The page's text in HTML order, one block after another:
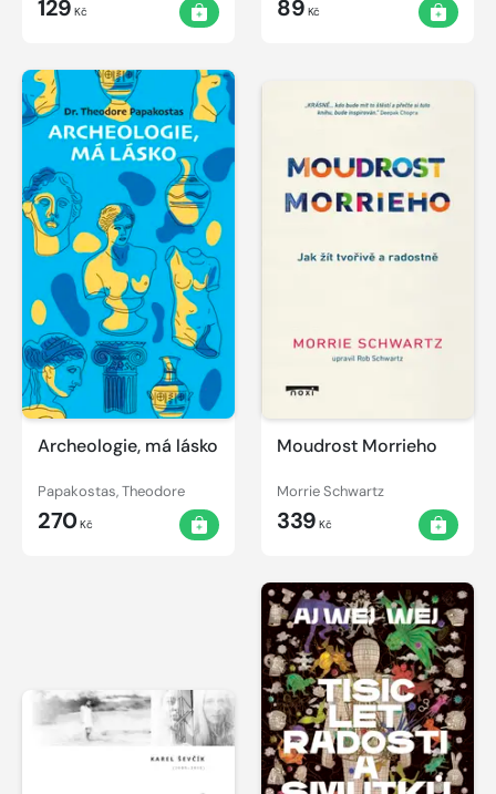
129 Kč 89 Kč
Archeologie, má lásko
Papakostas, Theodore
270Kč
Moudrost Morrieho
Morrie Schwartz
339 Kč